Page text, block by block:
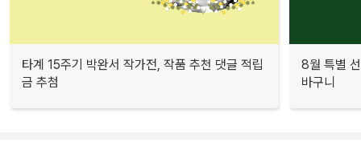
타계 15주기 박완서 작가전, 작품 추천 댓글 적립
금 추첨
8월 특별
바구니